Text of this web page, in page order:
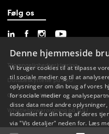
Følg os
Tilgængelighedserklæring
Databeskyttelse på SDU
Cookie-indstillinger
Whistleblowerordning på SDU
Denne hjemmeside
Vi bruger cookies til at tilpasse
til sociale medier og til at
oplysninger om din brug af vores
for sociale medier og
disse data med andre
indsamlet fra din brug af deres
via "Vis detaljer" neden for. Læs